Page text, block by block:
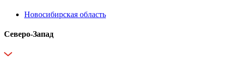
Новосибирская область
Северо-Запад